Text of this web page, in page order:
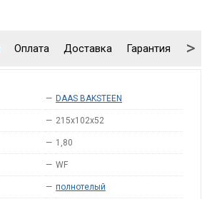
Оплата Доставка Гарантия >
— DAAS BAKSTEEN
— 215x102x52
— 1,80
— WF
— полнотелый